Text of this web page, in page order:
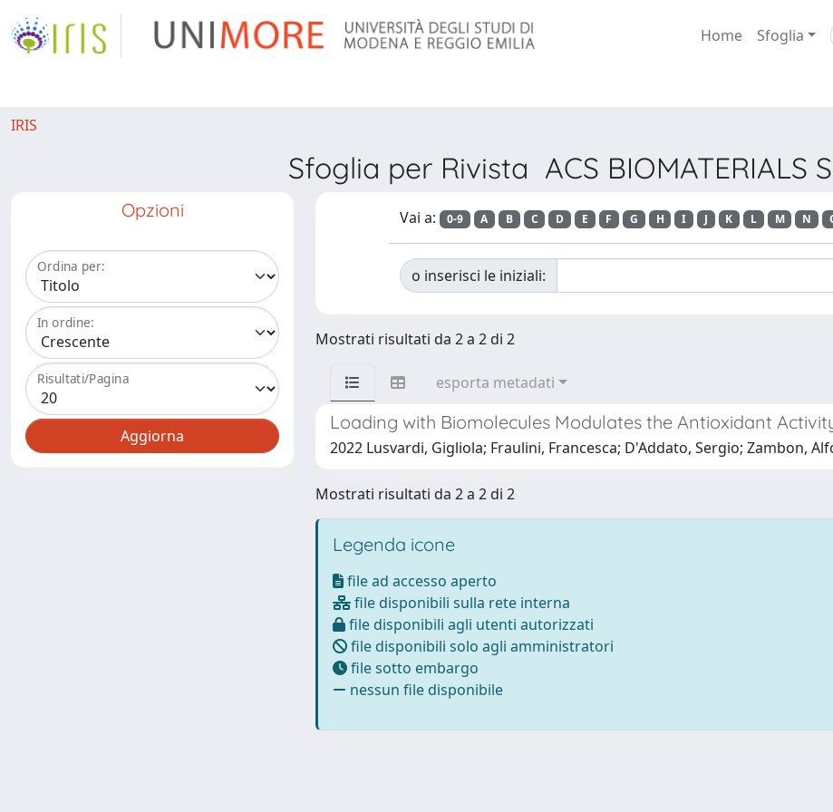
Home Sfoglia
IRIS
Sfoglia per Rivista ACS BIOMATERIALS
Opzioni
Ordina per:
In ordine:
Risultati/Pagina
Vai a: 0-9 A B C D E F G H I J K L M N
o inserisci le iniziali:
Mostrati risultati da 2 a 2 di 2
esporta metadati
Loading with Biomolecules Modulates the Antioxidant
2022 Lusvardi, Gigliola; Fraulini, Francesca; D'Addato, Sergio; Zambon,
Mostrati risultati da 2 a 2 di 2
Legenda icone
file ad accesso aperto
file disponibili sulla rete interna
file disponibili agli utenti autorizzati
file disponibili solo agli amministratori
file sotto embargo
nessun file disponibile